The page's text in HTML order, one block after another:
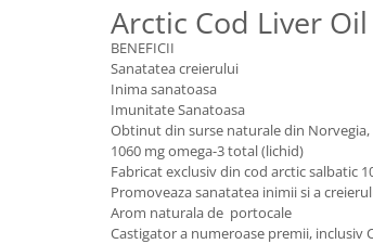
Arctic Cod Liver
BENEFICII
Sanatatea creierului
Inima sanatoasa
Imunitate Sanatoasa
Obtinut din surse naturale din
1060 mg omega-3 total (lichid)
Fabricat exclusiv din cod arctic salbatic
Promoveaza sanatatea inimii si a
Arom naturala de portocale
Castigator a numeroase premii, inclusiv